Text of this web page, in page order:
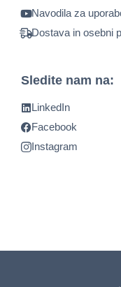
Navodila za
Dostava in osebni
Sledite nam na:
LinkedIn
Facebook
Instagram